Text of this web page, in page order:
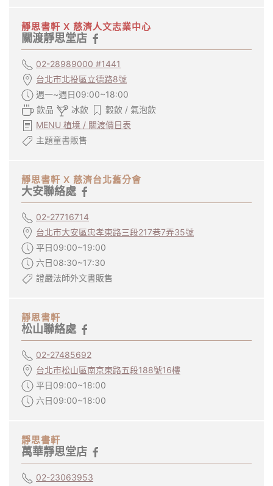
靜思書軒 X 慈濟人文志業中心
關渡靜思堂店
02-28989000 #1441
台北市北投區立德路8號
週一~週日09:00~18:00
飲品
冰飲
穀飲 / 氣泡飲
MENU 植境 / 關渡價目表
主題童書販售
靜思書軒 X 慈濟台北舊分會
大安聯絡處
02-27716714
台北市大安區忠孝東路三段217巷7弄35號
平日09:00~19:00
六日08:30~17:30
證嚴法師外文書販售
靜思書軒
松山聯絡處
02-27485692
台北市松山區南京東路五段188號16樓
平日09:00~18:00
六日09:00~18:00
靜思書軒
萬華靜思堂店
02-23063953